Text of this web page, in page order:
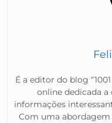
É a editor do blog
online dedicada
informações
Com uma